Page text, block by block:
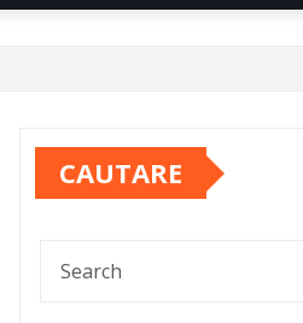
CAUTARE